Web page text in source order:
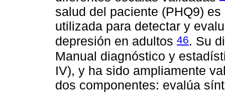
salud del paciente (PHQ9)
utilizada para detectar y
depresión en adultos 46. Su
Manual diagnóstico y
IV), y ha sido ampliamente
dos componentes: evalúa